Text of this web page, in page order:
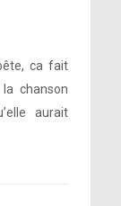
ca fait
chanson
aurait